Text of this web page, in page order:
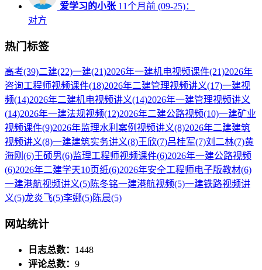
爱学习的小张 11个月前 (09-25)：
对方
热门标签
高考(39)二建(22)一建(21)2026年一建机电视频课件(21)2026年
咨询工程师视频课件(18)2026年二建管理视频讲义(17)一建视
频(14)2026年二建机电视频讲义(14)2026年一建管理视频讲义
(14)2026年一建法规视频(12)2026年二建公路视频(10)一建矿业
视频课件(9)2026年监理水利案例视频讲义(8)2026年二建建筑
视频讲义(8)一建建筑实务讲义(8)王欣(7)吕桂军(7)刘二林(7)黄
海刚 (6)王硕男(6)监理工程师视频课件(6)2026年一建公路视频
(6)2026年二建学天10页纸(6)2026年安全工程师电子版教材(6)
一建港航视频讲义(5)陈冬铭一建港航视频(5)一建铁路视频讲
义(5)龙炎飞(5)李娜(5)陈晨(5)
网站统计
日志总数： 1448
评论总数： 9